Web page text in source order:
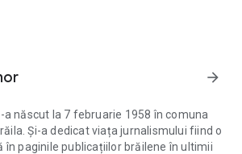
arrow_forward
a născut la 7 februarie 1958 în comuna
Și-a dedicat viața jurnalismului fiind o
paginile publicațiilor brăilene în ultimii